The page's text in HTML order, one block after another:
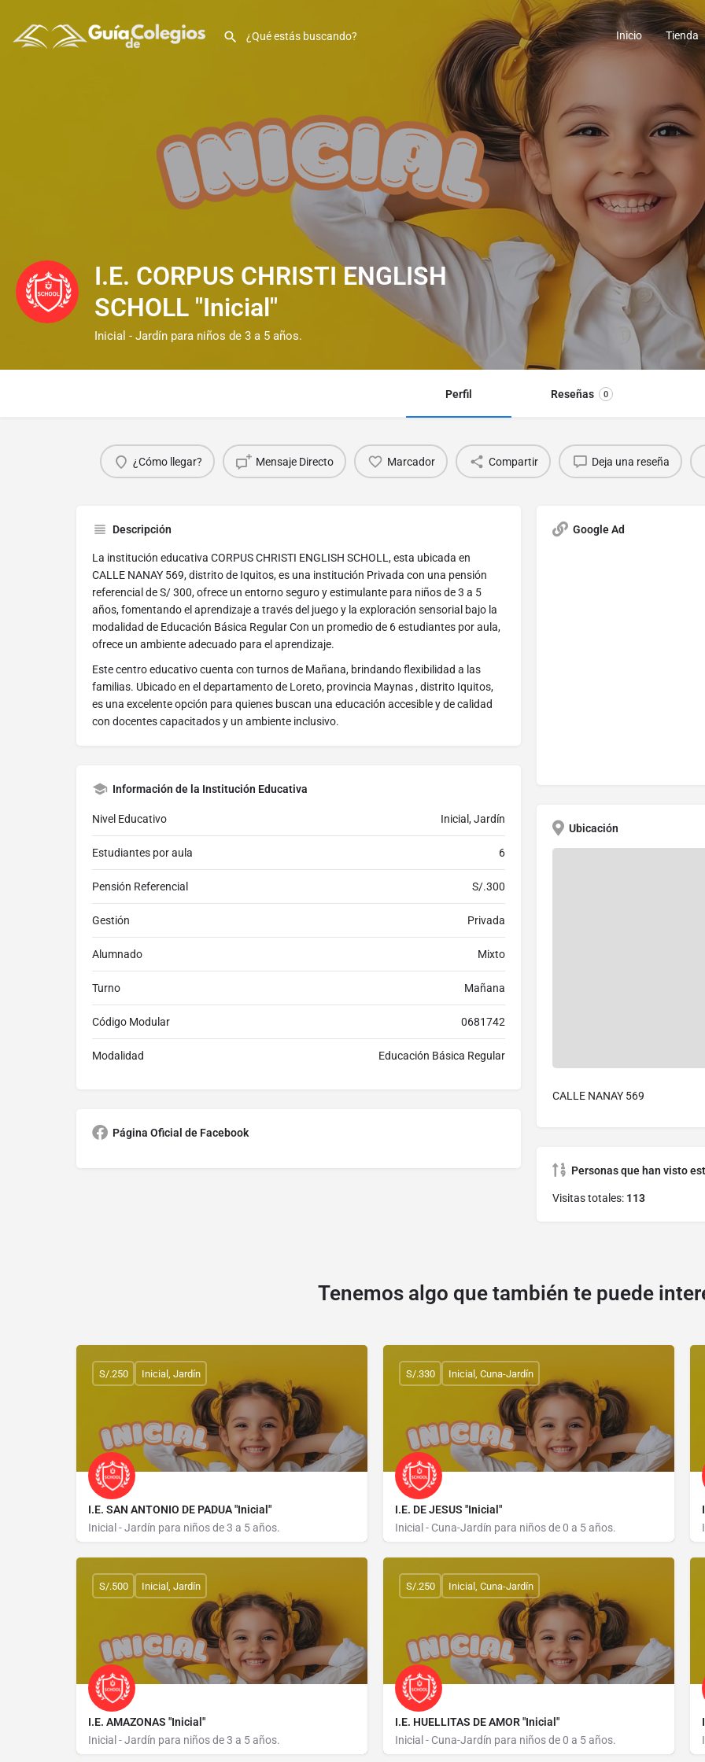
Inicio Tienda
I.E. CORPUS CHRISTI ENGLISH
SCHOLL "Inicial"
Inicial - Jardín para niños de 3 a 5 años.
Perfil Reseñas 0
¿Cómo llegar? Mensaje Directo Marcador Compartir Deja una reseña
Descripción
La institución educativa CORPUS CHRISTI ENGLISH SCHOLL, esta ubicada en
CALLE NANAY 569, distrito de Iquitos, es una institución Privada con una pensión
referencial de S/ 300, ofrece un entorno seguro y estimulante para niños de 3 a 5
años, fomentando el aprendizaje a través del juego y la exploración sensorial bajo la
modalidad de Educación Básica Regular Con un promedio de 6 estudiantes por aula,
ofrece un ambiente adecuado para el aprendizaje.
Este centro educativo cuenta con turnos de Mañana, brindando flexibilidad a las
familias. Ubicado en el departamento de Loreto, provincia Maynas , distrito Iquitos,
es una excelente opción para quienes buscan una educación accesible y de calidad
con docentes capacitados y un ambiente inclusivo.
Información de la Institución Educativa
Nivel Educativo Inicial, Jardín
Estudiantes por aula 6
Pensión Referencial S/.300
Gestión Privada
Alumnado Mixto
Turno Mañana
Código Modular 0681742
Modalidad Educación Básica Regular
Página Oficial de Facebook
Google Ad
Ubicación
CALLE NANAY 569
Personas que han visto
Visitas totales: 113
Tenemos algo que también te puede
I.E. SAN ANTONIO DE PADUA "Inicial"
Inicial - Jardín para niños de 3 a 5 años.
S/.250 Inicial, Jardín
I.E. DE JESUS "Inicial"
Inicial - Cuna-Jardín para niños de 0 a 5 años.
S/.330 Inicial, Cuna-Jardín
I.E. AMAZONAS "Inicial"
Inicial - Jardín para niños de 3 a 5 años.
S/.500 Inicial, Jardín
I.E. HUELLITAS DE AMOR "Inicial"
Inicial - Cuna-Jardín para niños de 0 a 5 años.
S/.250 Inicial, Cuna-Jardín